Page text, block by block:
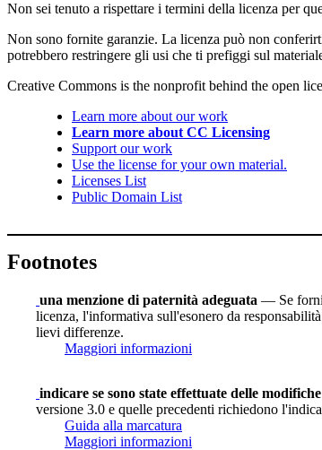
Non sei tenuto a rispettare i termini della licenza per
Non sono fornite garanzie. La licenza può non
potrebbero restringere gli usi che ti prefiggi sul
Creative Commons is the nonprofit behind the open
Learn more about our work
Learn more about CC Licensing
Support our work
Use the license for your own material.
Licenses List
Public Domain List
Footnotes
una menzione di paternità adeguata — Se
licenza, l'informativa sull'esonero da
lievi differenze.
Maggiori informazioni
indicare se sono state effettuate delle modifiche
versione 3.0 e quelle precedenti richiedono
Guida alla marcatura
Maggiori informazioni